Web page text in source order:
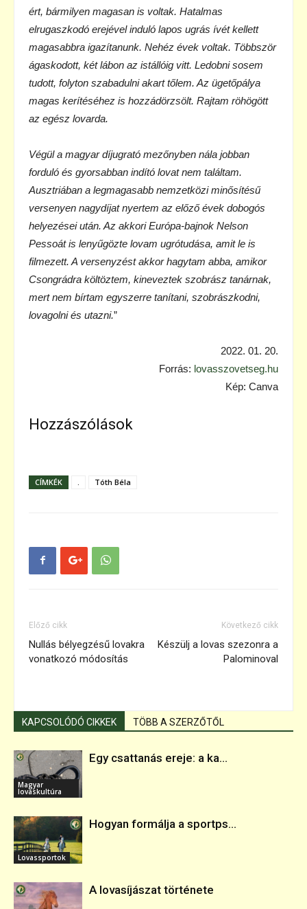
ért, bármilyen magasan is voltak. Hatalmas
elrugaszkodó erejével induló lapos ugrás ívét kellett
magasabbra igazítanunk. Nehéz évek voltak. Többször
ágaskodott, két lábon az istállóig vitt. Ledobni sosem
tudott, folyton szabadulni akart tőlem. Az ügetőpálya
magas kerítéséhez is hozzádörzsölt. Rajtam röhögött
az egész lovarda.
Végül a magyar díjugrató mezőnyben nála jobban
forduló és gyorsabban indító lovat nem találtam.
Ausztriában a legmagasabb nemzetközi minősítésű
versenyen nagydíjat nyertem az előző évek dobogós
helyezései után. Az akkori Európa-bajnok Nelson
Pessoát is lenyűgözte lovam ugrótudása, amit le is
filmezett. A versenyzést akkor hagytam abba, amikor
Csongrádra költöztem, kineveztek szobrász tanárnak,
mert nem bírtam egyszerre tanítani, szobrászkodni,
lovagolni és utazni.”
2022. 01. 20.
Forrás: lovasszovetseg.hu
Kép: Canva
Hozzászólások
CÍMKÉK Tóth Béla
Előző cikk
Nullás bélyegzésű lovakra
vonatkozó módosítás
Következő cikk
Készülj a lovas szezonra a
Palominoval
KAPCSOLÓDÓ CIKKEK TÖBB A SZERZŐTŐL
Magyar
lovaskultúra
Egy csattanás ereje: a ka...
Lovassportok
Hogyan formálja a sportps...
A lovasíjászat története